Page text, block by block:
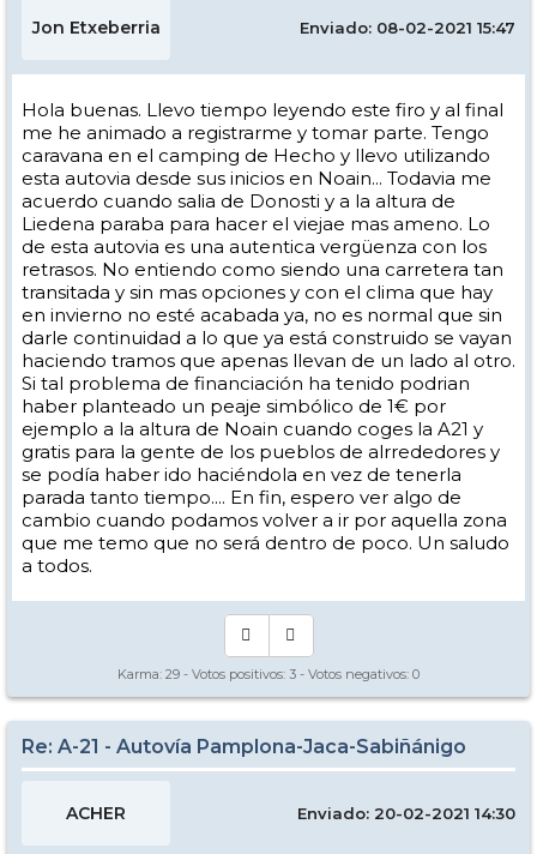
Jon Etxeberria Enviado: 08-02-2021 15:47
Hola buenas. Llevo tiempo leyendo este firo y al final
me he animado a registrarme y tomar parte. Tengo
caravana en el camping de Hecho y llevo utilizando
esta autovia desde sus inicios en Noain... Todavia me
acuerdo cuando salia de Donosti y a la altura de
Liedena paraba para hacer el viejae mas ameno. Lo
de esta autovia es una autentica vergüenza con los
retrasos. No entiendo como siendo una carretera tan
transitada y sin mas opciones y con el clima que hay
en invierno no esté acabada ya, no es normal que sin
darle continuidad a lo que ya está construido se vayan
haciendo tramos que apenas llevan de un lado al otro.
Si tal problema de financiación ha tenido podrian
haber planteado un peaje simbólico de 1€ por
ejemplo a la altura de Noain cuando coges la A21 y
gratis para la gente de los pueblos de alrrededores y
se podía haber ido haciéndola en vez de tenerla
parada tanto tiempo.... En fin, espero ver algo de
cambio cuando podamos volver a ir por aquella zona
que me temo que no será dentro de poco. Un saludo
a todos.
Karma: 29 - Votos positivos: 3 - Votos negativos: 0
Re: A-21 - Autovía Pamplona-Jaca-Sabiñánigo
ACHER Enviado: 20-02-2021 14:30